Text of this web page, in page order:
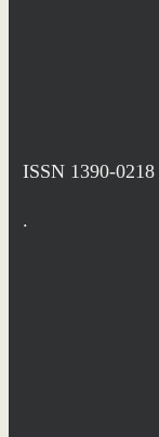
ISSN 1390-0218
.